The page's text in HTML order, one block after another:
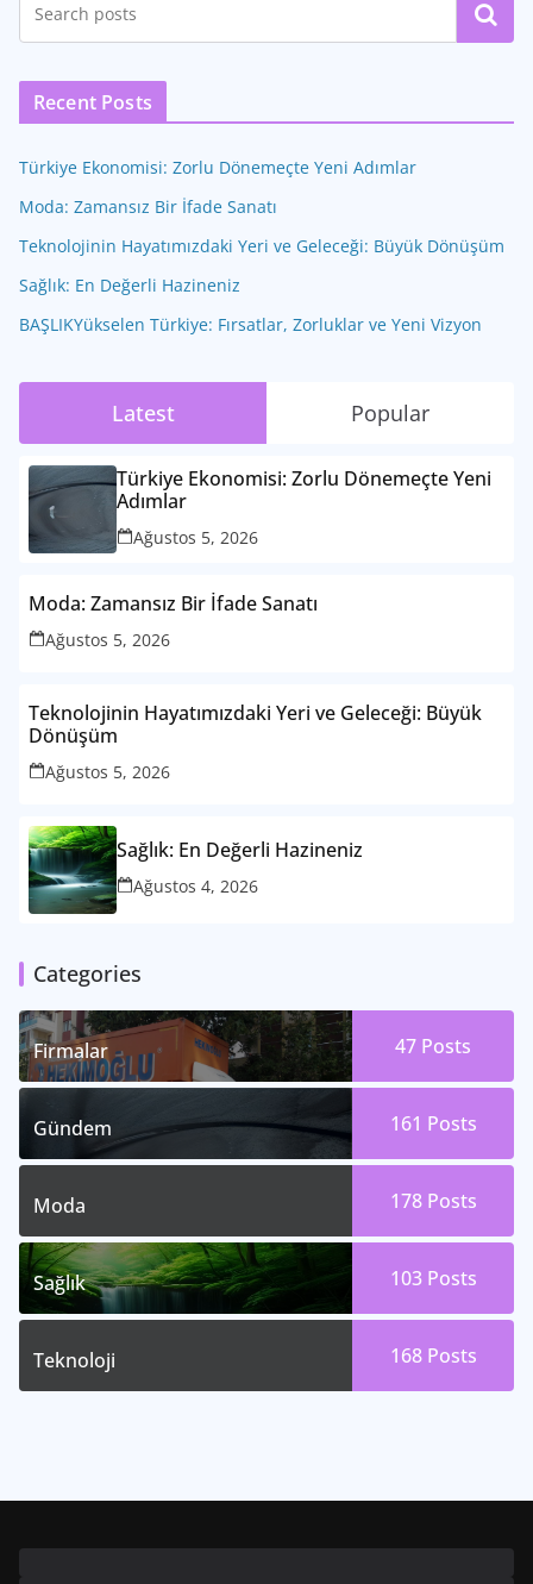
Ara
Recent Posts
Türkiye Ekonomisi: Zorlu Dönemeçte Yeni Adımlar
Moda: Zamansız Bir İfade Sanatı
Teknolojinin Hayatımızdaki Yeri ve Geleceği: Büyük Dönüşüm
Sağlık: En Değerli Hazineniz
BAŞLIKYükselen Türkiye: Fırsatlar, Zorluklar ve Yeni Vizyon
Latest Popular
Türkiye Ekonomisi: Zorlu Dönemeçte Yeni
Adımlar
Ağustos 5, 2026
Moda: Zamansız Bir İfade Sanatı
Ağustos 5, 2026
Teknolojinin Hayatımızdaki Yeri ve Geleceği: Büyük
Dönüşüm
Ağustos 5, 2026
Sağlık: En Değerli Hazineniz
Ağustos 4, 2026
Categories
Firmalar 47 Posts
Gündem 161 Posts
Moda 178 Posts
Sağlık 103 Posts
Teknoloji 168 Posts